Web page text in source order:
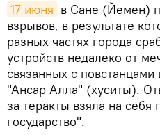
17 июня в Сане (Йемен)
взрывов, в результате
разных частях города
устройств недалеко от
связанных с
"Ансар Алла" (хуситы).
за теракты взяла на
государство".